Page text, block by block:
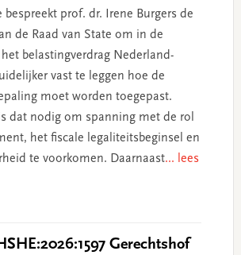
bespreekt prof. dr. Irene Burgers de
de Raad van State om in de
belastingverdrag Nederland-
vast te leggen hoe de
moet worden toegepast.
dat nodig om spanning met de rol
het fiscale legaliteitsbeginsel en
te voorkomen. Daarnaast... lees
Gerechtshof